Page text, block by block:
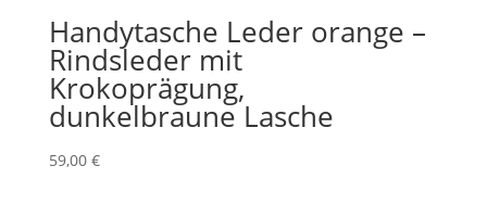
Handytasche Leder orange –
Rindsleder mit
Krokoprägung,
dunkelbraune Lasche
59,00 €